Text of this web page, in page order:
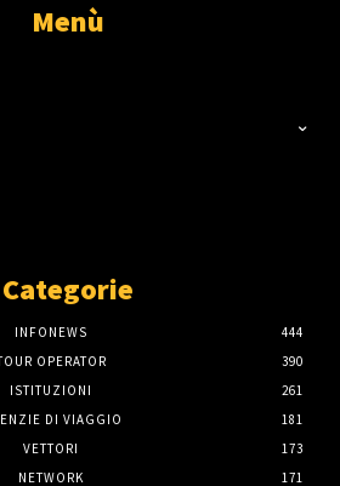
Menù
Categorie
INFONEWS
444
OPERATOR
390
ISTITUZIONI
261
DI VIAGGIO
181
VETTORI
173
NETWORK
171